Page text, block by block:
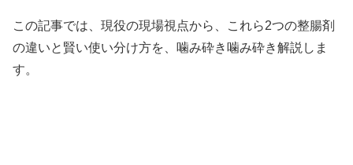
この記事では、現役の現場視点から、これら2つの整腸剤
の違いと賢い使い分け方を、噛み砕き噛み砕き解説しま
す。